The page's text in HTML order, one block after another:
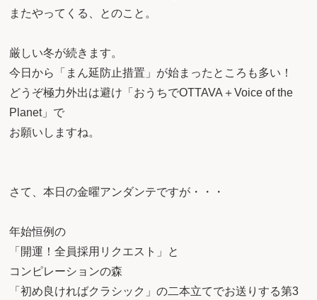
またやってくる、とのこと。
厳しい冬が続きます。
今日から「まん延防止措置」が始まったところも多い！
どうぞ極力外出は避け「おうちでOTTAVA＋Voice of the
Planet」で
お願いしますね。
さて、本日の金曜アンダンテですが・・・
年始恒例の
「開運！全員採用リクエスト」と
コンピレーションの森
「初め良ければクラシック」の二本立てでお送りする第3